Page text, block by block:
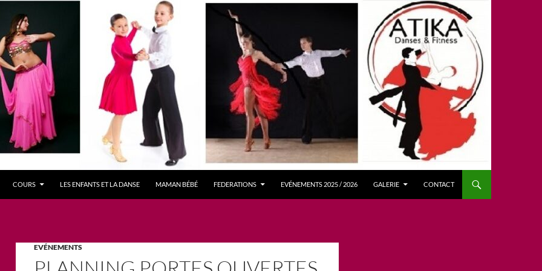
COURS LES ENFANTS ET LA DANSE MAMAN BÉBÉ FEDERATIONS EVÉNEMENTS 2025 / 2026 GALERIE CONTACT
EVÉNEMENTS